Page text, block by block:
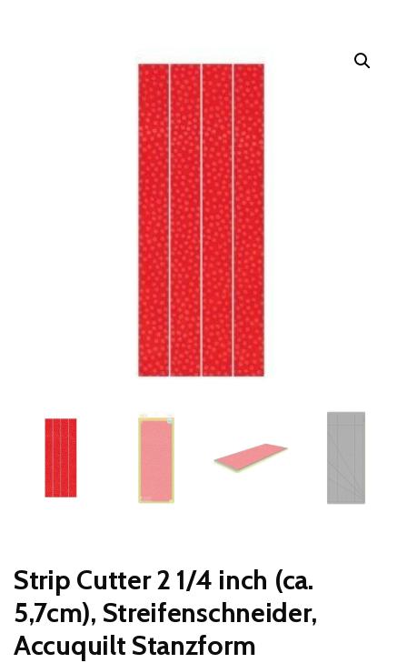
Strip Cutter 2 1/4 inch (ca.
5,7cm), Streifenschneider,
Accuquilt Stanzform